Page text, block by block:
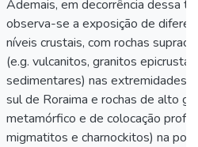
Ademais, em decorrência dessa
observa-se a exposição de
níveis crustais, com rochas
(e.g. vulcanitos, granitos
sedimentares) nas extremidades
sul de Roraima e rochas de alto
metamórfico e de colocação
migmatitos e charnockitos) na